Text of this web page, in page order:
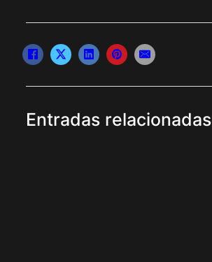
Entradas relacionadas